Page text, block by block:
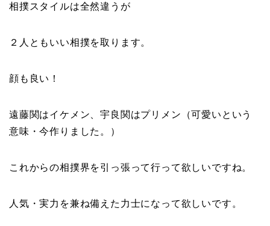
相撲スタイルは全然違うが
２人ともいい相撲を取ります。
顔も良い！
遠藤関はイケメン、宇良関はプリメン（可愛いという
意味・今作りました。）
これからの相撲界を引っ張って行って欲しいですね。
人気・実力を兼ね備えた力士になって欲しいです。